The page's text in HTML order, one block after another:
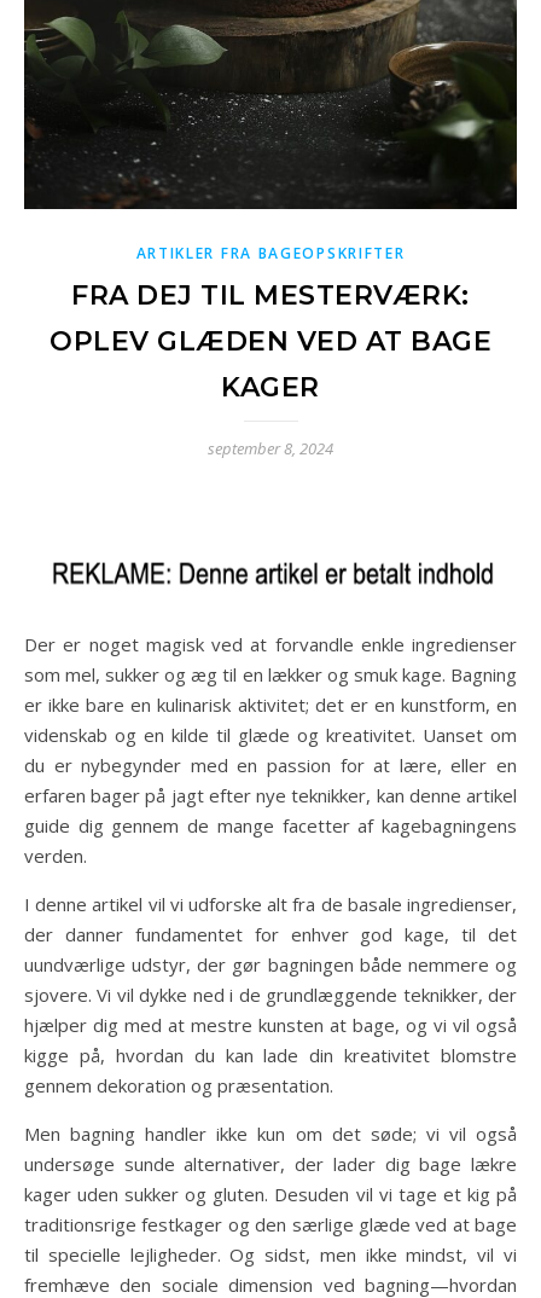
ARTIKLER FRA BAGEOPSKRIFTER
FRA DEJ TIL MESTERVÆRK:
OPLEV GLÆDEN VED AT BAGE
KAGER
september 8, 2024
Der er noget magisk ved at forvandle enkle ingredienser
som mel, sukker og æg til en lækker og smuk kage. Bagning
er ikke bare en kulinarisk aktivitet; det er en kunstform, en
videnskab og en kilde til glæde og kreativitet. Uanset om
du er nybegynder med en passion for at lære, eller en
erfaren bager på jagt efter nye teknikker, kan denne artikel
guide dig gennem de mange facetter af kagebagningens
verden.
I denne artikel vil vi udforske alt fra de basale ingredienser,
der danner fundamentet for enhver god kage, til det
uundværlige udstyr, der gør bagningen både nemmere og
sjovere. Vi vil dykke ned i de grundlæggende teknikker, der
hjælper dig med at mestre kunsten at bage, og vi vil også
kigge på, hvordan du kan lade din kreativitet blomstre
gennem dekoration og præsentation.
Men bagning handler ikke kun om det søde; vi vil også
undersøge sunde alternativer, der lader dig bage lækre
kager uden sukker og gluten. Desuden vil vi tage et kig på
traditionsrige festkager og den særlige glæde ved at bage
til specielle lejligheder. Og sidst, men ikke mindst, vil vi
fremhæve den sociale dimension ved bagning—hvordan